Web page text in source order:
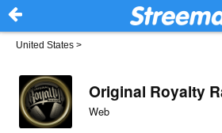
United States >
Original Royalty
Web